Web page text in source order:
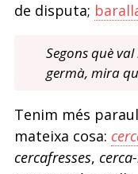
de disputa;
Segons què
germà, mira
Tenim més
mateixa cosa:
cercafresses,